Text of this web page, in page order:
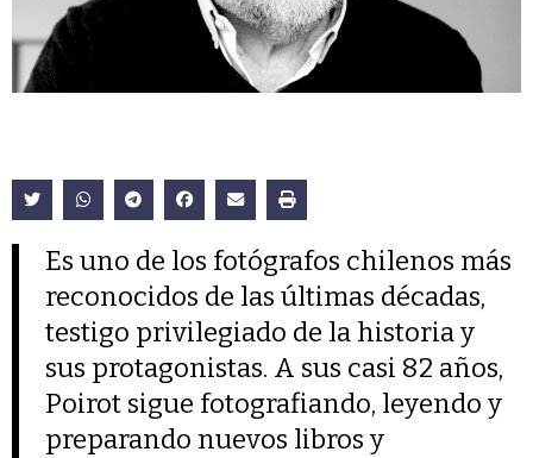
Es uno de los fotógrafos chilenos más
reconocidos de las últimas décadas,
testigo privilegiado de la historia y
sus protagonistas. A sus casi 82 años,
Poirot sigue fotografiando, leyendo y
preparando nuevos libros y